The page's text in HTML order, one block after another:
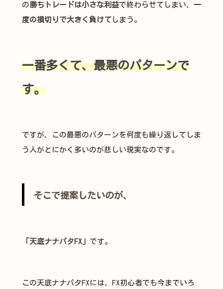
の勝ちトレードは小さな利益で終わらせてしまい、 一
度の損切りで大きく負けて しまう。
一番多くて、最悪のパターンで
す。
ですが、この最悪のパターンを何度も繰り返してしま
う人がとにかく多いのが悲しい現実なのです。
そこで提案したいのが、
「天底ナナパタFX」 です。
この天底ナナパタFXには、FX初心者でも今までいろ